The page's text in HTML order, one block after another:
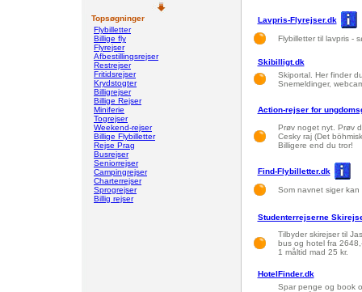
Topsøgninger
Flybilletter
Billige fly
Flyrejser
Afbestillingsrejser
Restrejser
Fritidsrejser
Krydstogter
Billigrejser
Billige Rejser
Miniferie
Togrejser
Weekend-rejser
Billige Flybilletter
Rejse Prag
Busrejser
Seniorrejser
Campingrejser
Charterrejser
Sprogrejser
Billig rejser
Lavpris-Flyrejser.dk
Flybilletter til lavpris -
Skibilligt.dk
Skiportal. Her finder
Snemeldinger,
Action-rejser for
Prøv noget nyt. Prøv
Cesky raj (Det
Billigere end du tror!
Find-Flybilletter.dk
Som navnet siger
Studenterrejserne
Tilbyder skirejser til
bus og hotel fra
1 måltid mad 25 kr.
HotelFinder.dk
Spar penge og book